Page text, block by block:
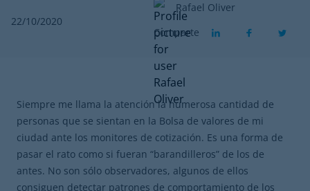
22/10/2020
Rafael Oliver
Comparte
Siempre me llama la atención la numerosa cantidad de
personas que se sientan en la Bolsa de valores de mi
ciudad ante los monitores de cotización. Es una forma de
pasar el rato como si fueran “barandilleros” de los de
antes. No son sólo observadores, algunos de ellos
consiguen detectar patrones de comportamiento de los